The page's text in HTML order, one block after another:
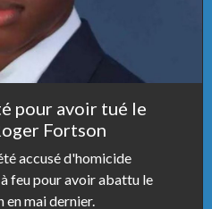
pour avoir tué le
Fortson
accusé d'homicide
feu pour avoir abattu le
mai dernier.